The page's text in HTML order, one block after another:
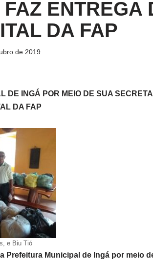
ENTREGA
DA FAP
de 2019
DE INGÁ POR MEIO DE SUA
DA FAP
e Biu Tió
Prefeitura Municipal de Ingá por meio